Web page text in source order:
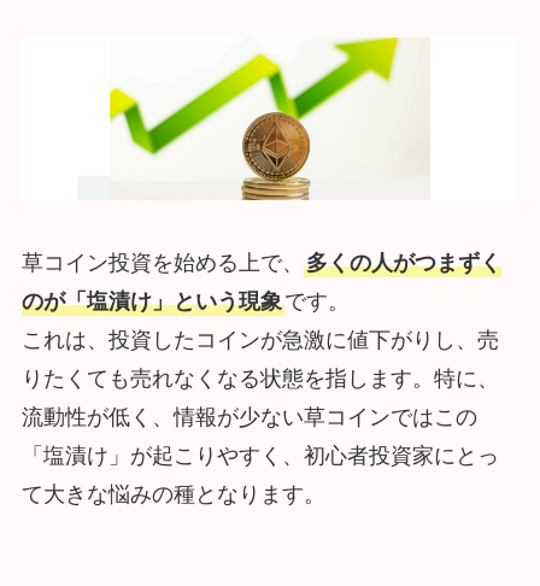
草コイン投資を始める上で、 多くの人がつまずく
のが「塩漬け」という現象です。
これは、投資したコインが急激に値下がりし、売
りたくても売れなくなる状態を指します。特に、
流動性が低く、情報が少ない草コインではこの
「塩漬け」が起こりやすく、初心者投資家にとっ
て大きな悩みの種となります。